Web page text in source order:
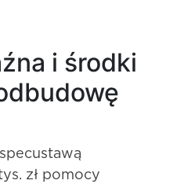
i środki
zł pomocy